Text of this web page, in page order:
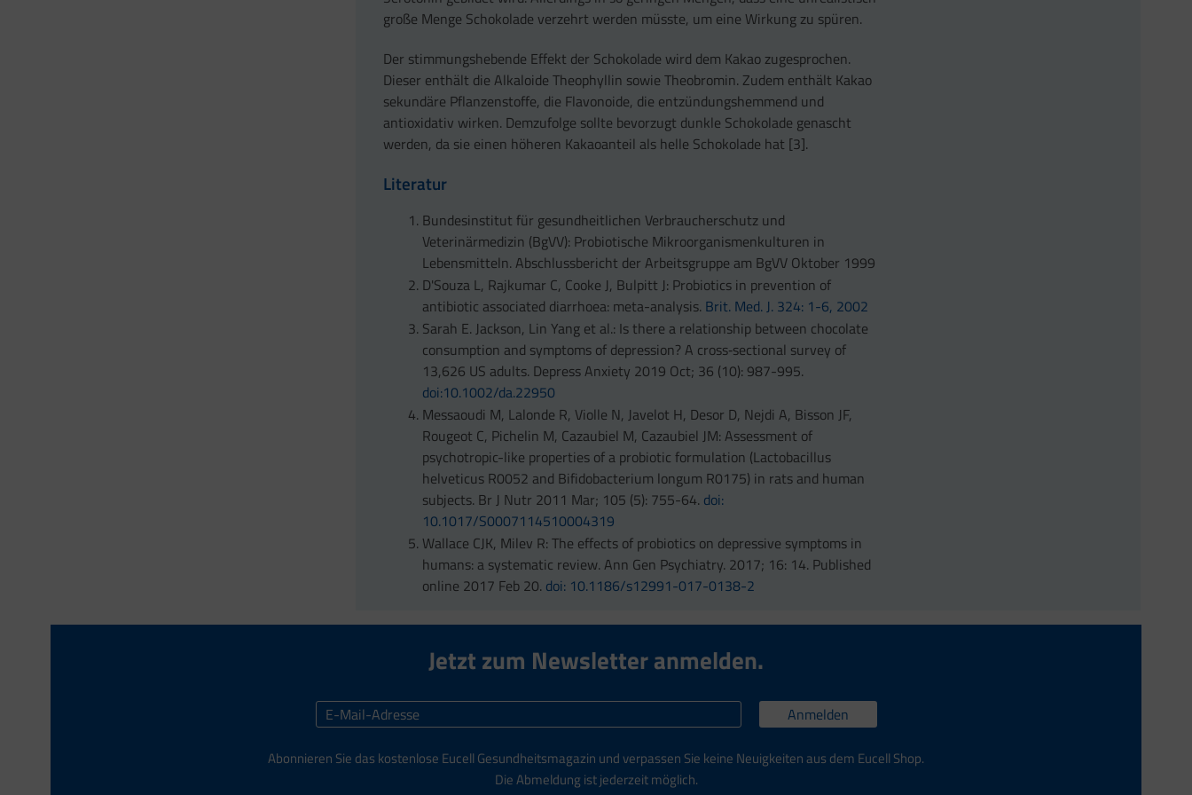
große Menge Schokolade verzehrt werden müsste, um eine Wirkung zu spüren.
Der stimmungshebende Effekt der Schokolade wird dem Kakao zugesprochen.
Dieser enthält die Alkaloide Theophyllin sowie Theobromin. Zudem enthält Kakao
sekundäre Pflanzenstoffe, die Flavonoide, die entzündungshemmend und
antioxidativ wirken. Demzufolge sollte bevorzugt dunkle Schokolade genascht
werden, da sie einen höheren Kakaoanteil als helle Schokolade hat [3].
Literatur
Bundesinstitut für gesundheitlichen Verbraucherschutz und
Veterinärmedizin (BgVV): Probiotische Mikroorganismenkulturen in
Lebensmitteln. Abschlussbericht der Arbeitsgruppe am BgVV Oktober 1999
D'Souza L, Rajkumar C, Cooke J, Bulpitt J: Probiotics in prevention of
antibiotic associated diarrhoea: meta-analysis. Brit. Med. J. 324: 1-6, 2002
Sarah E. Jackson, Lin Yang et al.: Is there a relationship between chocolate
consumption and symptoms of depression? A cross‐sectional survey of
13,626 US adults. Depress Anxiety 2019 Oct; 36 (10): 987-995.
doi:10.1002/da.22950
Messaoudi M, Lalonde R, Violle N, Javelot H, Desor D, Nejdi A, Bisson JF,
Rougeot C, Pichelin M, Cazaubiel M, Cazaubiel JM: Assessment of
psychotropic-like properties of a probiotic formulation (Lactobacillus
helveticus R0052 and Bifidobacterium longum R0175) in rats and human
subjects. Br J Nutr 2011 Mar; 105 (5): 755-64. doi:
10.1017/S0007114510004319
Wallace CJK, Milev R: The effects of probiotics on depressive symptoms in
humans: a systematic review. Ann Gen Psychiatry. 2017; 16: 14. Published
online 2017 Feb 20. doi: 10.1186/s12991-017-0138-2
Jetzt zum Newsletter anmelden.
Anmelden
Abonnieren Sie das kostenlose Eucell Gesundheitsmagazin und verpassen Sie keine Neuigkeiten aus dem Eucell Shop.
Die Abmeldung ist jederzeit möglich.